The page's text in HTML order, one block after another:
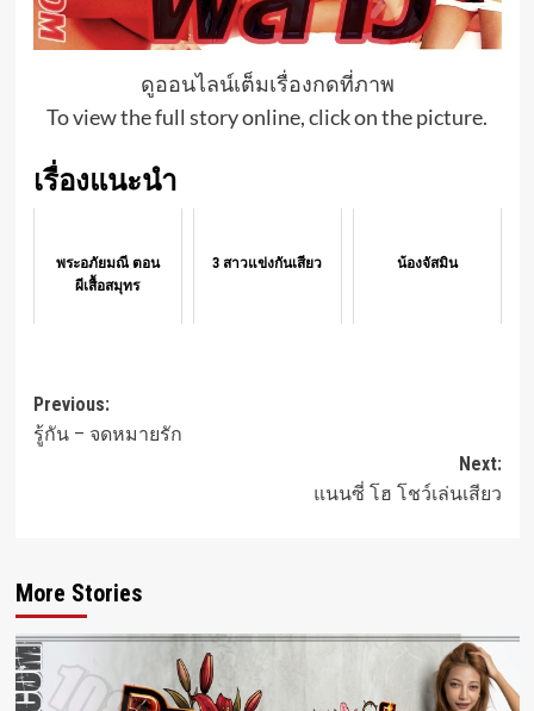
ดูออนไลน์เต็มเรื่องกดที่ภาพ
To view the full story online, click on the picture.
เรื่องแนะนำ
พระอภัยมณี ตอน
ผีเสื้อสมุทร
3 สาวแข่งกันเสียว น้องจัสมิน
Post
navigation
Previous:
รู้กัน – จดหมายรัก
Next:
แนนซี่ โฮ โชว์เล่นเสียว
More Stories